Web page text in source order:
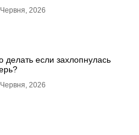
2026
делать если захлопнулась
2026